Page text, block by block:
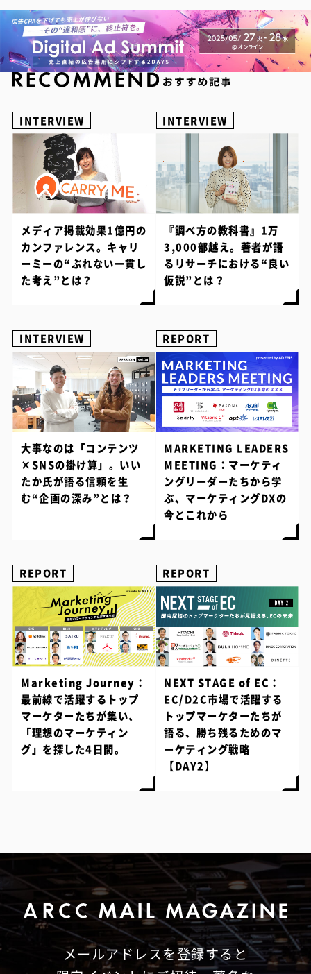
INTERVIEW
メディア掲載効果1億円の
カンファレンス。キャリ
ーミーの“ぶれない一貫し
た考え”とは？
INTERVIEW
『調べ方の教科書』1万
3,000部越え。著者が語
るリサーチにおける“良い
仮説”とは？
INTERVIEW
大事なのは「コンテンツ
×SNSの掛け算」。いい
たか氏が語る信頼を生
む“企画の深み”とは？
REPORT
MARKETING LEADERS
MEETING：マーケティ
ングリーダーたちから学
ぶ、マーケティングDXの
今とこれから
REPORT
Marketing Journey：
最前線で活躍するトップ
マーケターたちが集い、
「理想のマーケティン
グ」を探した4日間。
REPORT
NEXT STAGE of EC：
EC/D2C市場で活躍する
トップマーケターたちが
語る、勝ち残るためのマ
ーケティング戦略
【DAY2】
メールアドレスを登録すると